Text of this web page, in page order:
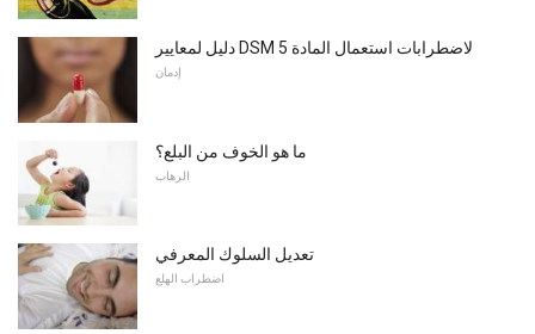
دليل لمعايير DSM 5 لاضطرابات استعمال المادة
إدمان
ما هو الخوف من البلع؟
الرهاب
تعديل السلوك المعرفي
اضطراب الهلع